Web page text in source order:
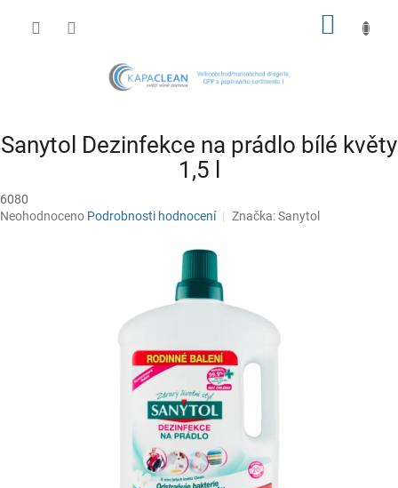
Sanytol Dezinfekce na prádlo bílé květy
1,5 l
6080
Průměrné
Neohodnoceno Podrobnosti hodnocení Značka:Sanytol